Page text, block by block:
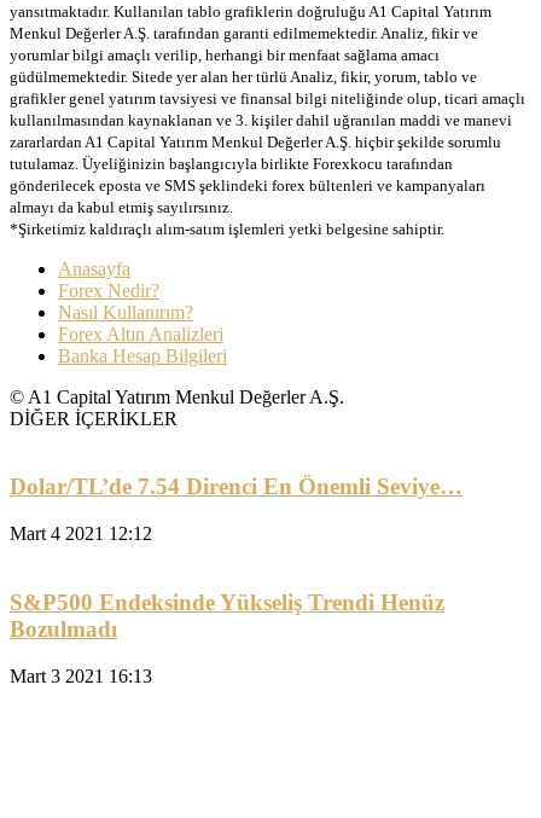
yansıtmaktadır. Kullanılan tablo grafiklerin doğruluğu A1 Capital Yatırım
Menkul Değerler A.Ş. tarafından garanti edilmemektedir. Analiz, fikir ve
yorumlar bilgi amaçlı verilip, herhangi bir menfaat sağlama amacı
güdülmemektedir. Sitede yer alan her türlü Analiz, fikir, yorum, tablo ve
grafikler genel yatırım tavsiyesi ve finansal bilgi niteliğinde olup, ticari amaçlı
kullanılmasından kaynaklanan ve 3. kişiler dahil uğranılan maddi ve manevi
zararlardan A1 Capital Yatırım Menkul Değerler A.Ş. hiçbir şekilde sorumlu
tutulamaz. Üyeliğinizin başlangıcıyla birlikte Forexkocu tarafından
gönderilecek eposta ve SMS şeklindeki forex bültenleri ve kampanyaları
almayı da kabul etmiş sayılırsınız.
*Şirketimiz kaldıraçlı alım-satım işlemleri yetki belgesine sahiptir.
Anasayfa
Forex Nedir?
Nasıl Kullanırım?
Forex Altın Analizleri
Banka Hesap Bilgileri
© A1 Capital Yatırım Menkul Değerler A.Ş.
DİĞER İÇERİKLER
Dolar/TL’de 7.54 Direnci En Önemli Seviye…
Mart 4 2021 12:12
S&P500 Endeksinde Yükseliş Trendi Henüz
Bozulmadı
Mart 3 2021 16:13